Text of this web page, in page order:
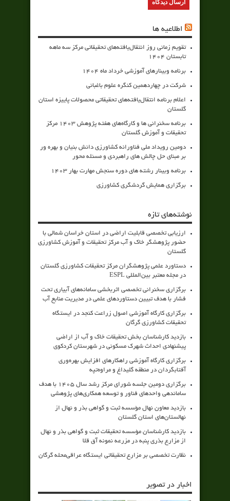
اطلاعیه ها
تقویم زمانی روز انتقال‌یافته‌های تحقیقاتی مرکز سه ماهه
تابستان 1404
برنامه وبینارهای آموزشی خرداد ماه 1404
شرکت در چهاردهمین کنگره علوم باغبانی
اعلام برنامه انتقال‌یافته‌های تحقیقاتی محصولات پاییزه استان
گلستان
برنامه سخنرانی ها و کارگاه‌های هفته پژوهش 1403 مرکز
تحقیقات و آموزش گلستان
دومین رویداد ملی فناورانه کشاورزی دانش بنیان و بهره ور
بر مبنای حل چالش های راهبردی و مسئله محور
برنامه وبینار رشته های دوره سنجش مهارت بهار 1403
برگزاری همایش گردشگری کشاورزی
نوشته‌های تازه
ارزیابی تخصصی قابلیت اراضی در استان خراسان شمالی با
حضور پژوهشگر خاک و آب مرکز تحقیقات و آموزش کشاورزی
گلستان
دستاورد علمی پژوهشگران مرکز تحقیقات کشاورزی گلستان
در مجله معتبر بین‌المللی ESPL
برگزاری سخنرانی تخصصی اثربخشی سامانه‌های آبیاری تحت
فشار با هدف تبیین دستاوردهای علمی در مدیریت منابع آب
برگزاری کارگاه آموزشی اصول زراعت کنجد در ایستگاه
تحقیقات کشاورزی گرگان
بازدید کارشناسان بخش تحقیقات خاک و آب از اراضی
پیشنهادی احداث شهرک مسکونی در شهرستان کردکوی
برگزاری کارگاه آموزشی راهکارهای افزایش بهره‌وری
آفتابگردان در منطقه گلیداغ و مراوه‌تپه
برگزاری دومین جلسه شورای مرکز رشد سال ۱۴۰۵ با هدف
ساماندهی واحدهای فناور و توسعه همکاری‌های پژوهشی
بازدید معاون نهال مؤسسه ثبت و گواهی بذر و نهال از
نهالستان‌های استان گلستان
بازدید کارشناسان مؤسسه تحقیقات ثبت و گواهی بذر و نهال
از مزارع بذری پنبه در مزرعه نمونه آق قلا
نظارت تخصصی بر مزارع تحقیقاتی ایستگاه عراقی‌محله گرگان
اخبار در تصویر